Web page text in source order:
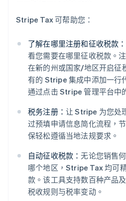
Stripe Tax 可帮助您：
了解在哪里注册和征收税款：
看您需要在哪里征收税款。
在新的州或国家/地区开启征
有的 Stripe 集成中添加一行
通过点击 Stripe 管理平台中
税务注册： 让 Stripe 为您处
过预填申请信息简化流程，
保轻松遵循当地法规要求。
自动征收税款：无论您销售
哪个地区，Stripe Tax 均可
款。该工具支持数百种产品
税收规则与税率变动。
阿联酋
English
爱尔兰